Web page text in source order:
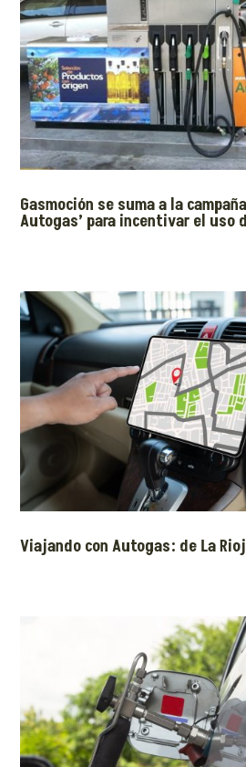
Gasmoción se suma a la
Autogas’ para incentivar el uso
Viajando con Autogas: de La